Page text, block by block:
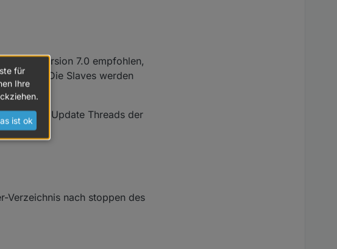
auf Version 7.0 empfohlen,
werden. Die Slaves werden
Update Threads der
Verzeichnis nach stoppen des
für
Ihre
ist ok